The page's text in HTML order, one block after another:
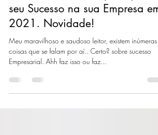
As 3 características principais
seu Sucesso na sua Empresa em
2021. Novidade!
Meu maravilhoso e saudoso leitor, existem inúmeras
Empresarial. Ahh faz isso ou faz...